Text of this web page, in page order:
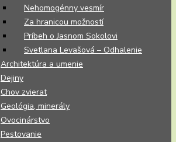
Nehomogénny vesmír
Za hranicou možností
Príbeh o Jasnom Sokolovi
Svetlana Levašová – Odhalenie
Architektúra a umenie
Dejiny
Chov zvierat
Geológia, minerály
Ovocinárstvo
Pestovanie